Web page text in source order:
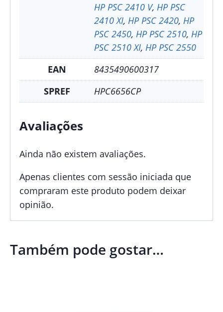
HP PSC 2410 V, HP PSC
2410 XI, HP PSC 2420, HP
PSC 2450, HP PSC 2510, HP
PSC 2510 XI, HP PSC 2550
EAN
8435490600317
SPREF
HPC6656CP
Avaliações
Ainda não existem avaliações.
Apenas clientes com sessão iniciada que
compraram este produto podem deixar
opinião.
Também pode gostar…